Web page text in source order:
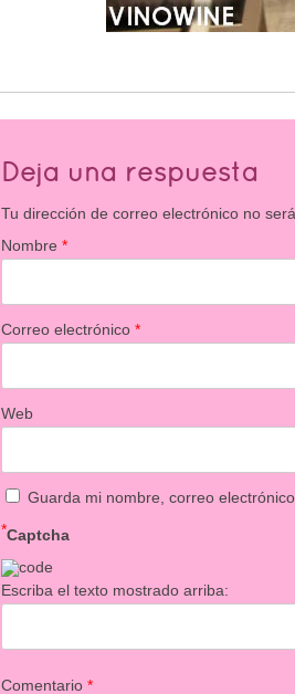
Deja una respuesta
Tu dirección de correo electrónico no
Nombre*
Correo electrónico*
Web
Guarda mi nombre, correo
Captcha
*
Escriba el texto mostrado arriba:
Comentario*